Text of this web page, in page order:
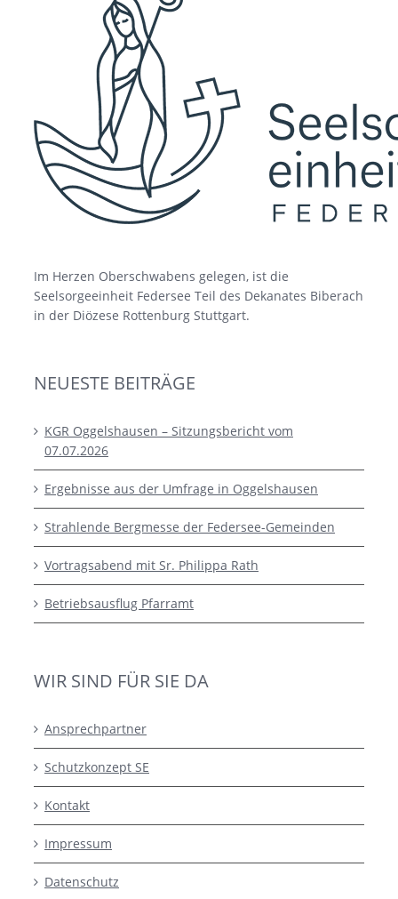
Im Herzen Oberschwabens gelegen, ist die
Seelsorgeeinheit Federsee Teil des Dekanates Biberach
in der Diözese Rottenburg Stuttgart.
NEUESTE BEITRÄGE
KGR Oggelshausen – Sitzungsbericht vom
07.07.2026
Ergebnisse aus der Umfrage in Oggelshausen
Strahlende Bergmesse der Federsee-Gemeinden
Vortragsabend mit Sr. Philippa Rath
Betriebsausflug Pfarramt
WIR SIND FÜR SIE DA
Ansprechpartner
Schutzkonzept SE
Kontakt
Impressum
Datenschutz